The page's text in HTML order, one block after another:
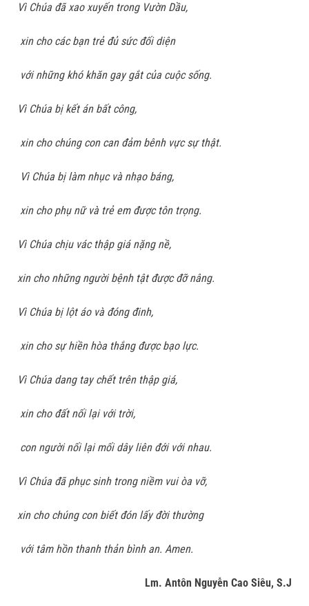
Vì Chúa đã xao xuyến trong Vườn Dầu,
xin cho các bạn trẻ đủ sức đối diện
với những khó khăn gay gắt của cuộc sống.
Vì Chúa bị kết án bất công,
xin cho chúng con can đảm bênh vực sự thật.
Vì Chúa bị làm nhục và nhạo báng,
xin cho phụ nữ và trẻ em được tôn trọng.
Vì Chúa chịu vác thập giá nặng nề,
xin cho những người bệnh tật được đỡ nâng.
Vì Chúa bị lột áo và đóng đinh,
xin cho sự hiền hòa thắng được bạo lực.
Vì Chúa dang tay chết trên thập giá,
xin cho đất nối lại với trời,
con người nối lại mối dây liên đới với nhau.
Vì Chúa đã phục sinh trong niềm vui òa vỡ,
xin cho chúng con biết đón lấy đời thường
với tâm hồn thanh thản bình an. Amen.
Lm. Antôn Nguyễn Cao Siêu, S.J